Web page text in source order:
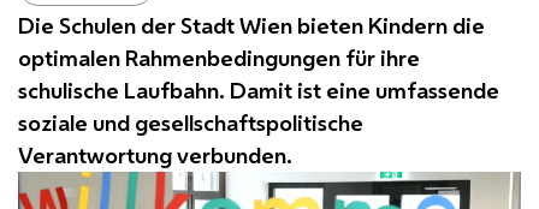
Die Schulen der Stadt Wien bieten Kindern die
optimalen Rahmenbedingungen für ihre
schulische Laufbahn. Damit ist eine umfassende
soziale und gesellschaftspolitische
Verantwortung verbunden.